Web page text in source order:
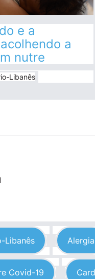
e a
a
nutre
Libanês
Libanês Alergia
Covid-19